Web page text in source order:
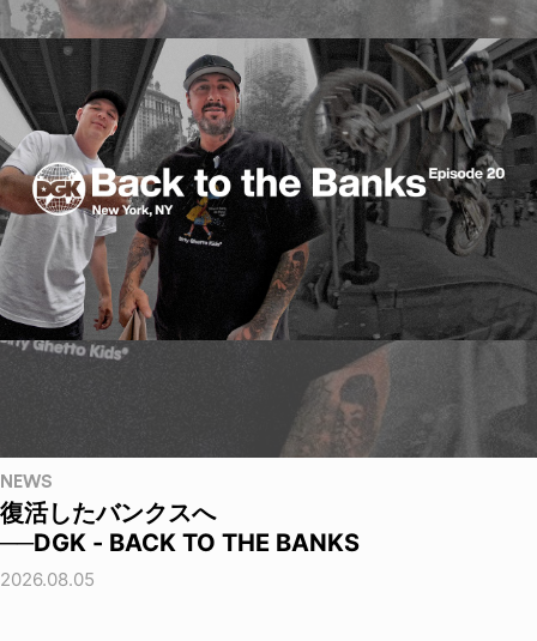
NEWS
復活したバンクスへ
──DGK - BACK TO THE BANKS
2026.08.05